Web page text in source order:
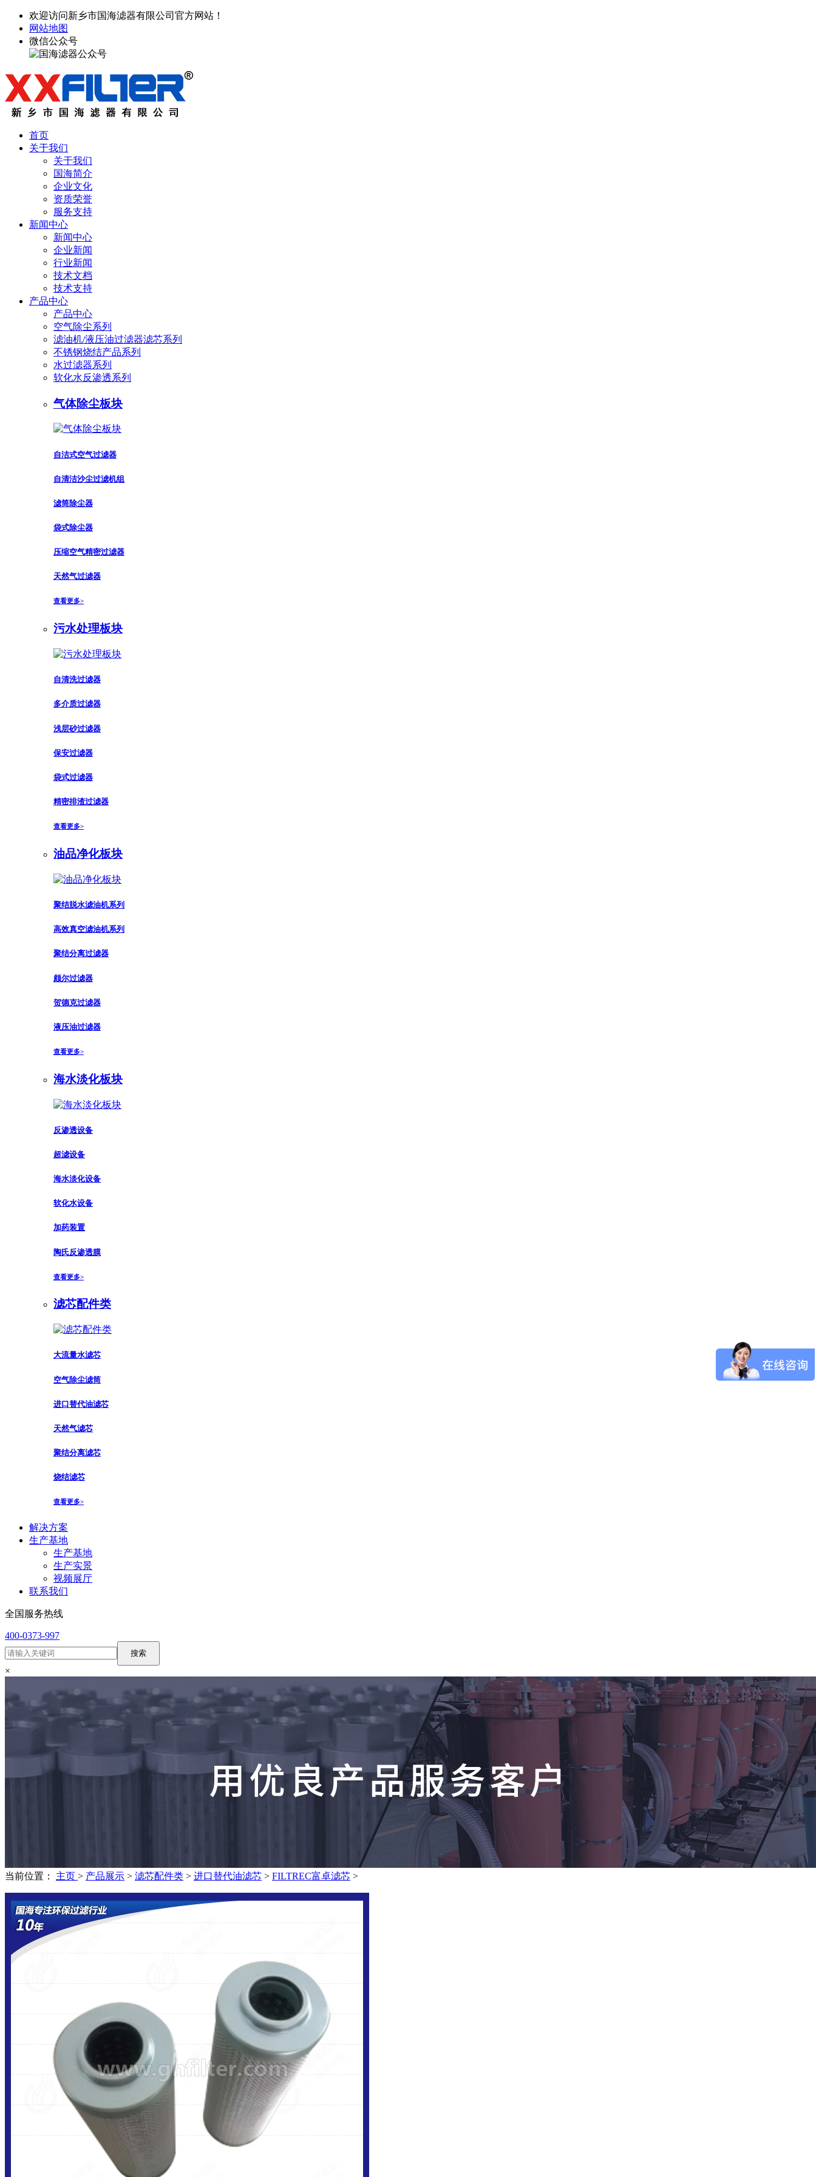
欢迎访问新乡市国海滤器有限公司官方网站！
网站地图
微信公众号
首页
关于我们
关于我们
国海简介
企业文化
资质荣誉
服务支持
新闻中心
新闻中心
企业新闻
行业新闻
技术文档
技术支持
产品中心
产品中心
空气除尘系列
滤油机/液压油过滤器滤芯系列
不锈钢烧结产品系列
水过滤器系列
软化水反渗透系列
气体除尘板块
自洁式空气过滤器
自清洁沙尘过滤机组
滤筒除尘器
袋式除尘器
压缩空气精密过滤器
天然气过滤器
查看更多>
污水处理板块
自清洗过滤器
多介质过滤器
浅层砂过滤器
保安过滤器
袋式过滤器
精密排渣过滤器
查看更多>
油品净化板块
聚结脱水滤油机系列
高效真空滤油机系列
聚结分离过滤器
颇尔过滤器
贺德克过滤器
液压油过滤器
查看更多>
海水淡化板块
反渗透设备
超滤设备
海水淡化设备
软化水设备
加药装置
陶氏反渗透膜
查看更多>
滤芯配件类
大流量水滤芯
空气除尘滤筒
进口替代油滤芯
天然气滤芯
聚结分离滤芯
烧结滤芯
查看更多>
解决方案
生产基地
生产基地
生产实景
视频展厅
联系我们
全国服务热线
400-0373-997
搜索
×
当前位置： 主页 > 产品展示 > 滤芯配件类 > 进口替代油滤芯 > FILTREC富卓滤芯 >